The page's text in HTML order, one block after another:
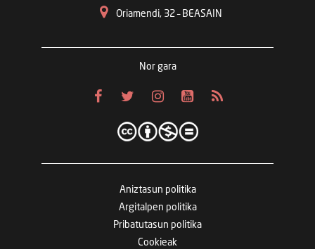
Oriamendi, 32 – BEASAIN
Nor gara
Aniztasun politika
Argitalpen politika
Pribatutasun politika
Cookieak